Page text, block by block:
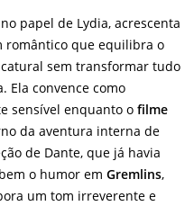
papel de Lydia, acrescenta
romântico que equilibra o
sem transformar tudo
Ela convence como
sensível enquanto ofilme
da aventura interna de
de Dante, que já havia
o humor emGremlins,
um tom irreverente e